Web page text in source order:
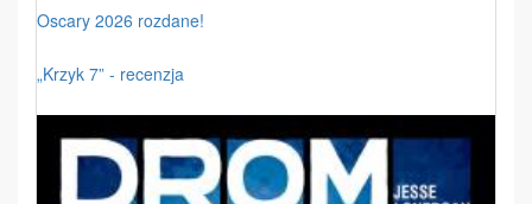
Oscary 2026 rozdane!
„Krzyk 7” - recenzja